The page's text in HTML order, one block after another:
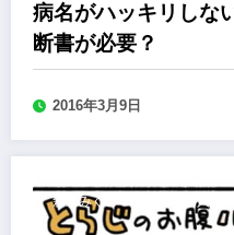
病名がハッキリしな
断書が必要？
2016年3月9日
森永みぐのペット保険加入道